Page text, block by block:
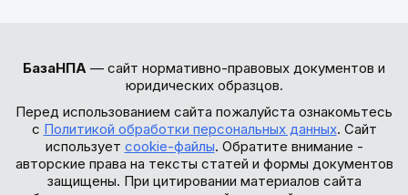
БазаНПА — сайт нормативно-правовых документов и
юридических образцов.
Перед использованием сайта пожалуйста ознакомьтесь
с Политикой обработки персональных данных. Сайт
использует cookie-файлы. Обратите внимание -
авторские права на тексты статей и формы документов
защищены. При цитировании материалов сайта